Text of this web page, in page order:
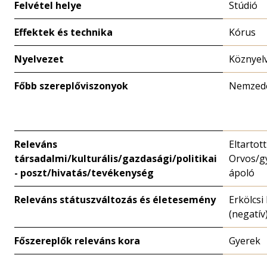
Felvétel helye Stúdió
Effektek és technika Kórus
Nyelvezet
Főbb szereplőviszonyok
Releváns
társadalmi/kulturális/gazdasági/politikai
- poszt/hivatás/tevékenység
Orvos/
ápoló
Releváns státuszváltozás és életesemény
Erkölcsi
Főszereplők releváns kora Gyerek